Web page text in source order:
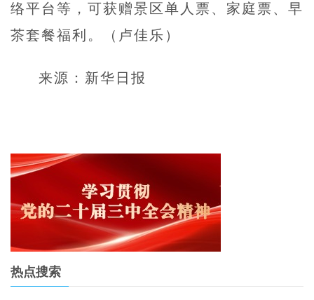
络平台等，可获赠景区单人票、家庭票、早
茶套餐福利。（卢佳乐）
来源：新华日报
热点搜索